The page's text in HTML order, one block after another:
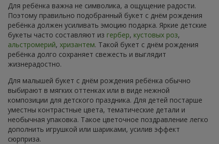
Для ребёнка важна не символика, а ощущение радости.
Поэтому правильно подобранный букет с днём рождения
ребёнка должен усиливать эмоцию подарка. Яркие детские
букеты часто составляют из гербер, кустовых роз,
альстромерий, хризантем. Такой букет с днём рождения
ребёнка долго сохраняет свежесть и выглядит
жизнерадостно.
Для малышей букет с днём рождения ребёнка обычно
выбирают в мягких оттенках или в виде нежной
композиции для детского праздника. Для детей постарше
уместны контрастные цвета, тематические детали и
необычная упаковка. Такое цветочное поздравление легко
дополнить игрушкой или шариками, усилив эффект
сюрприза.